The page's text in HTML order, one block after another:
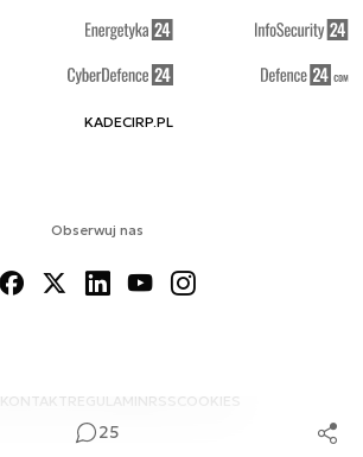
25
Obserwuj nas
KONTAKTREGULAMINRSS COOKIES
KADECIRP.PL